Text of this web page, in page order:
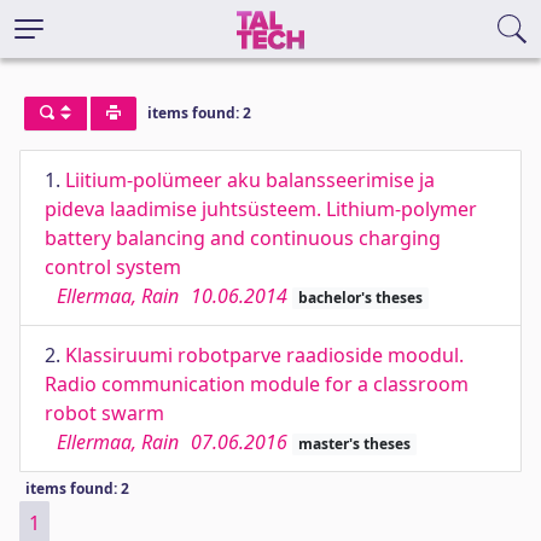
items found: 2
1. Liitium-polümeer aku balansseerimise ja
pideva laadimise juhtsüsteem. Lithium-polymer
battery balancing and continuous charging
control system
Ellermaa, Rain 10.06.2014 bachelor's theses
2. Klassiruumi robotparve raadioside moodul.
Radio communication module for a classroom
robot swarm
Ellermaa, Rain 07.06.2016 master's theses
items found: 2
1